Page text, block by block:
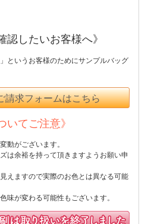
認したいお客様へ》
というお客様のためにサンプルバッグ
請求フォームはこちら
いてご注意》
動がございます。
は余裕を持って頂きますようお願い申
えますので実際のお色とは異なる可能
味が変わる可能性もございます。